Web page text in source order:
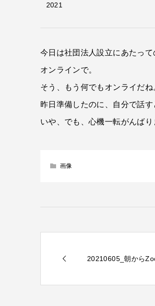
2021
今日は社団法人設立にあたって
オンラインで。
そう、もう何でもオンライだ
昨日準備したのに、自分で話
いや、でも、心機一転がんばり
画像
20210605_朝から